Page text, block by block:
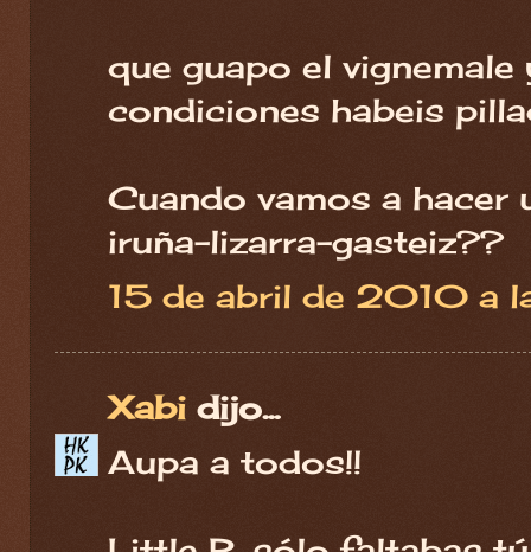
que guapo el vignemale
condiciones habeis
Cuando vamos a hacer
iruña-lizarra-gasteiz??
15 de abril de 2010 a
Xabi dijo...
Aupa a todos!!